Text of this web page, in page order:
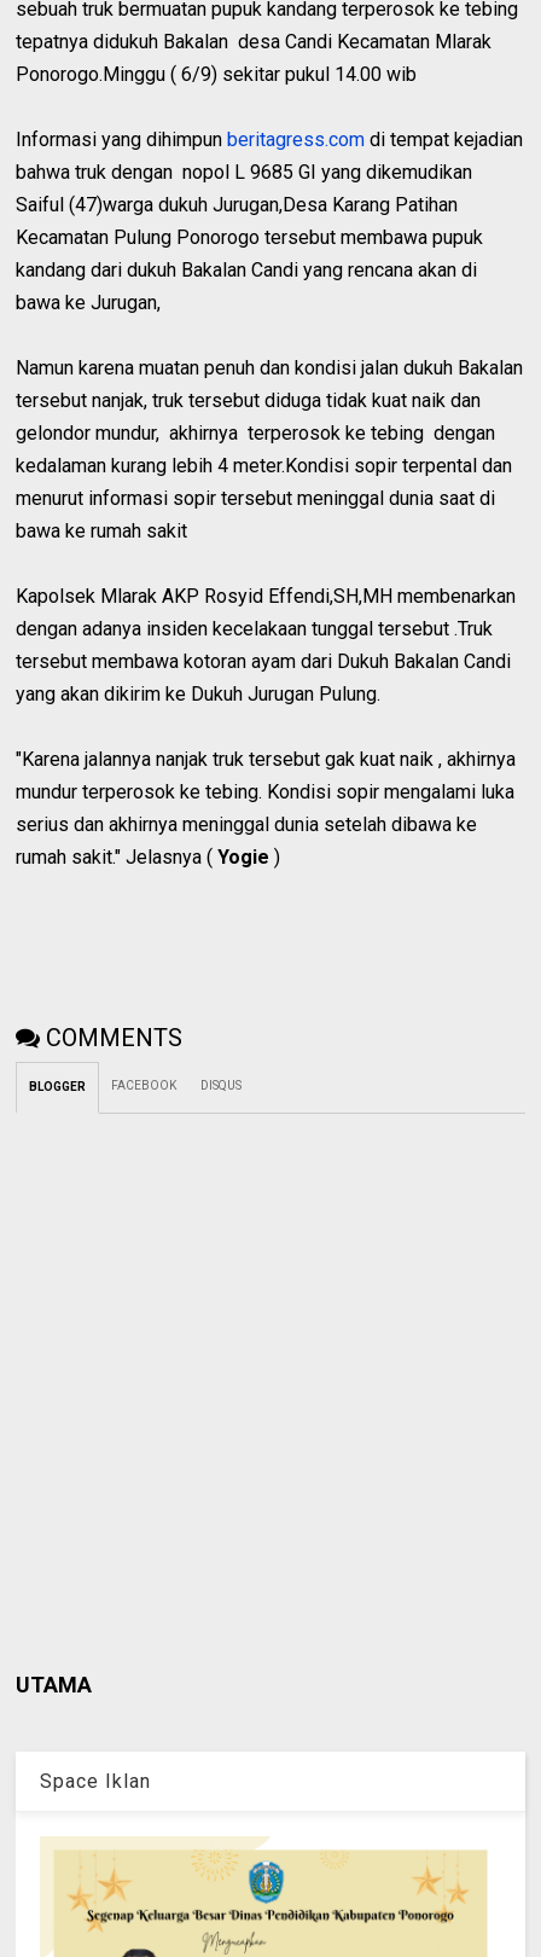
sebuah truk bermuatan pupuk kandang terperosok ke tebing
tepatnya didukuh Bakalan desa Candi Kecamatan Mlarak
Ponorogo.Minggu ( 6/9) sekitar pukul 14.00 wib
Informasi yang dihimpunberitagress.com di tempat kejadian
bahwa truk dengan nopol L 9685 GI yang dikemudikan
Saiful (47)warga dukuh Jurugan,Desa Karang Patihan
Kecamatan Pulung Ponorogo tersebut membawa pupuk
kandang dari dukuh Bakalan Candi yang rencana akan di
bawa ke Jurugan,
Namun karena muatan penuh dan kondisi jalan dukuh Bakalan
tersebut nanjak, truk tersebut diduga tidak kuat naik dan
gelondor mundur, akhirnya terperosok ke tebing dengan
kedalaman kurang lebih 4 meter.Kondisi sopir terpental dan
menurut informasi sopir tersebut meninggal dunia saat di
bawa ke rumah sakit
Kapolsek Mlarak AKP Rosyid Effendi,SH,MH membenarkan
dengan adanya insiden kecelakaan tunggal tersebut .Truk
tersebut membawa kotoran ayam dari Dukuh Bakalan Candi
yang akan dikirim ke Dukuh Jurugan Pulung.
"Karena jalannya nanjak truk tersebut gak kuat naik , akhirnya
mundur terperosok ke tebing. Kondisi sopir mengalami luka
serius dan akhirnya meninggal dunia setelah dibawa ke
rumah sakit." Jelasnya (Yogie )
COMMENTS
BLOGGER FACEBOOK DISQUS
UTAMA
Space Iklan